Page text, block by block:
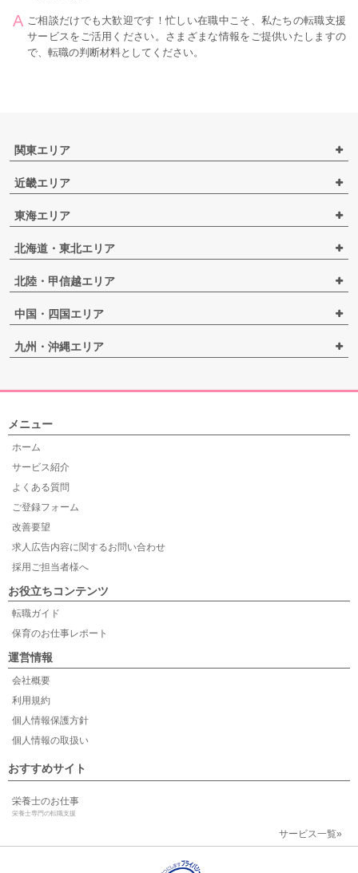
ご相談だけでも大歓迎です！忙しい在職中こそ、私たちの転職支援
サービスをご活用ください。さまざまな情報をご提供いたしますの
で、転職の判断材料としてください。
関東エリア
近畿エリア
東海エリア
北海道・東北エリア
北陸・甲信越エリア
中国・四国エリア
九州・沖縄エリア
メニュー
ホーム
サービス紹介
よくある質問
ご登録フォーム
改善要望
求人広告内容に関するお問い合わせ
採用ご担当者様へ
お役立ちコンテンツ
転職ガイド
保育のお仕事レポート
運営情報
会社概要
利用規約
個人情報保護方針
個人情報の取扱い
おすすめサイト
栄養士のお仕事
栄養士専門の転職支援
サービス一覧»